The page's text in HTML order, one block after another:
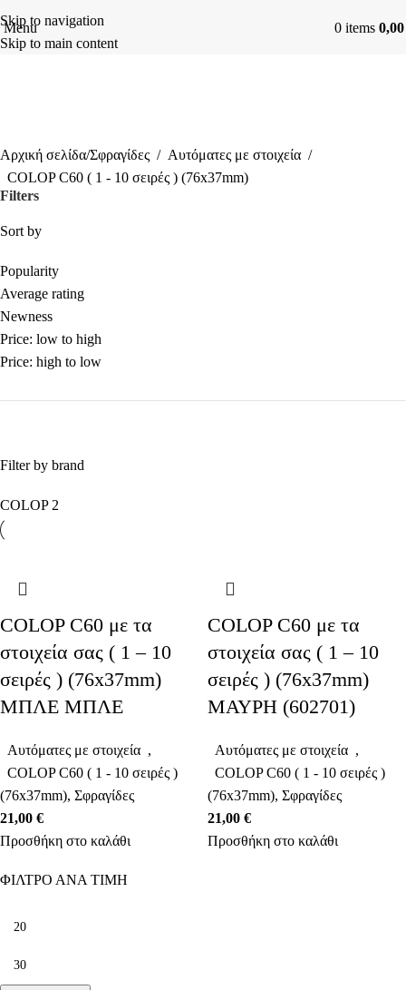
Skip to navigation
Skip to main content
Menu 0 items
ΦΙΛΤΡΟ ΑΝΑ ΤΙΜΗ
Αρχική σελίδα Σφραγίδες
Αυτόματες με στοιχεία
COLOP C60 ( 1 - 10 σειρές ) (76x37mm)
Filters
Sort by
Popularity
Average rating
Newness
Price: low to high
Price: high to low
Filter by brand
COLOP 2
COLOP C60 με τα
στοιχεία σας ( 1 – 10
σειρές ) (76x37mm)
ΜΠΛΕ ΜΠΛΕ
Αυτόματες με στοιχεία ,
COLOP C60 ( 1 - 10 σειρές )
(76x37mm), Σφραγίδες
21,00 €
Προσθήκη στο καλάθι
COLOP C60 με τα
στοιχεία σας ( 1 – 10
σειρές ) (76x37mm)
ΜΑΥΡΗ (602701)
Αυτόματες με στοιχεία ,
COLOP C60 ( 1 - 10 σειρές )
(76x37mm), Σφραγίδες
21,00 €
Προσθήκη στο καλάθι